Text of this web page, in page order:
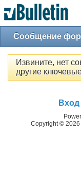
Сообщение
Извините, нет
другие
Вход
Copyright © 2026